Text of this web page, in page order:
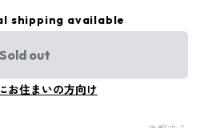
shipping available
Sold out
お住まいの方向け